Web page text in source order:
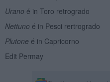
Urano é in Toro retrogrado
Nettuno é in Pesci rertrogrado
Plutone é in Capricorno
Edit Permay